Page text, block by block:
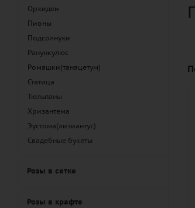
Орхидеи
Пионы
Подсолнухи
Ранункулюс
Ромашки(танацетум)
Статица
Тюльпаны
Хризантема
Эустома(лизиантус)
Свадебные букеты
Розы в сетке
Розы в крафте